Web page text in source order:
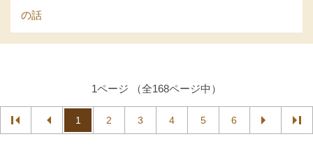
の話
1ページ （全168ページ中）
1 2 3 4 5 6